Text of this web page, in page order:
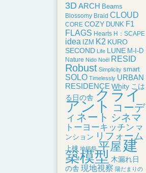
3D ARCH Beams
Blossomy Braid CLOUD
CORE COZY DUNK F1
FLAGS Hearts H：SCAPE
idea IZM K2 KURO
SECOND Life LUNE M-I-D
Nature Nido Noël RESID
Robust Simplicity smart
SOLO Timelessly URBAN
RESIDENCE Whity こは
る日の舎 クライ
アント
コーデ
ィネート シネマ
トーヨーキッチン マ
ンション リフォーム
上棟 地鎮祭 平屋 建
築模型 木漏れ日
の舎 現地視察 陽だまりの